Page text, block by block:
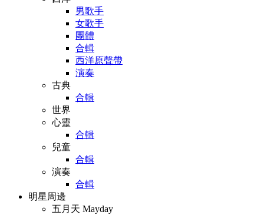
男歌手
女歌手
團體
合輯
西洋原聲帶
演奏
古典
合輯
世界
心靈
合輯
兒童
合輯
演奏
合輯
明星周邊
五月天 Mayday